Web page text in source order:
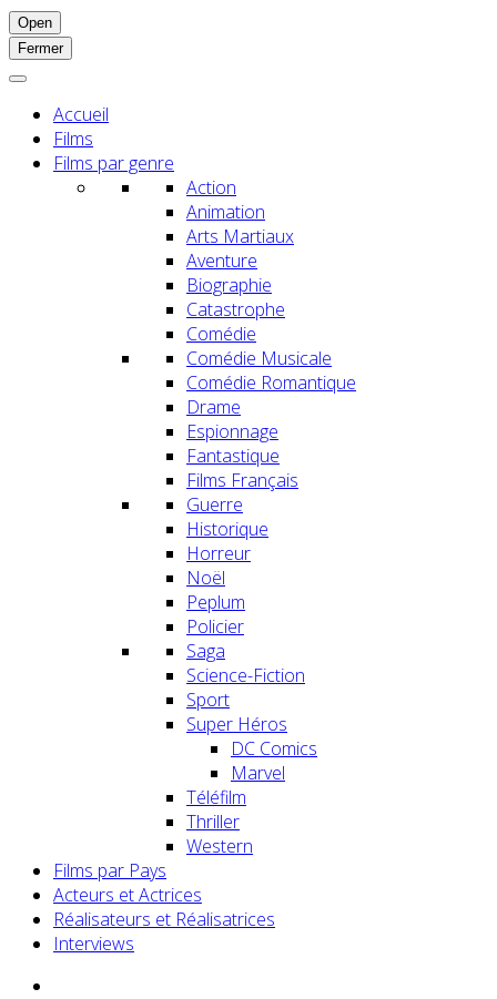
Open
Fermer
Accueil
Films
Films par genre
Action
Animation
Arts Martiaux
Aventure
Biographie
Catastrophe
Comédie
Comédie Musicale
Comédie Romantique
Drame
Espionnage
Fantastique
Films Français
Guerre
Historique
Horreur
Noël
Peplum
Policier
Saga
Science-Fiction
Sport
Super Héros
DC Comics
Marvel
Téléfilm
Thriller
Western
Films par Pays
Acteurs et Actrices
Réalisateurs et Réalisatrices
Interviews